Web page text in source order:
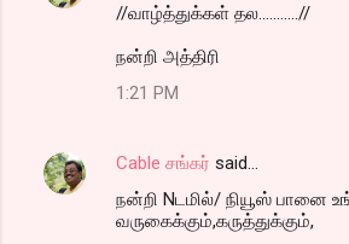
//வாழ்த்துக்கள் தல...........//
நன்றி அத்திரி
1:21 PM
Cable சங்கர் said…
நன்றி Nடமில்/ நியூஸ் பானை
வருகைக்கும்,கருத்துக்கும்,